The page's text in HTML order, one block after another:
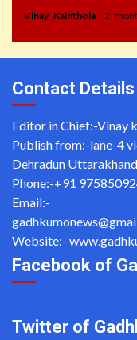
Vinay Kainthola 2
Contact Details
Editor in Chief:-Vinay
Publish from:-lane-4
Dehradun Uttarakhand
Phone:-+91
Email:-
Website:-
Facebook of
Twitter of